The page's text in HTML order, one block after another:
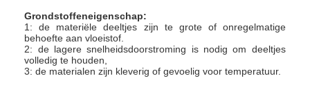
Contacteer ons
nieuws
Grondstoffeneigenschap:
1: de materiële deeltjes zijn te grote of onregelmatige
behoefte aan vloeistof.
2: de lagere snelheidsdoorstroming is nodig om deeltjes
volledig te houden,
3: de materialen zijn kleverig of gevoelig voor temperatuur.